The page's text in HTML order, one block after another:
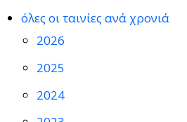
όλες οι ταινίες ανά χρονιά
2026
2025
2024